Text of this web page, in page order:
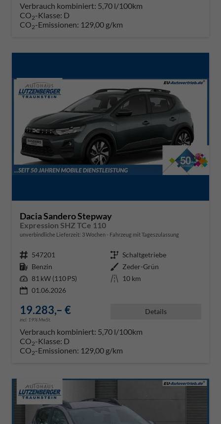
Verbrauch kombiniert: 5,70 l/100km
CO2-Klasse: D
CO2-Emissionen: 129,00 g/km
Dacia Sandero Stepway
Expression SHZ TCe 110
unverbindliche Lieferzeit: 3 Wochen Fahrzeug mit Tageszulassung
Fahrzeugnr. 547201 Getriebe Schaltgetriebe
Kraftstoff Benzin Außenfarbe Zeder-Grün
Leistung 81 kW (110 PS) Kilometerstand 10 km
01.06.2026
19.283,– €
incl. 19% MwSt.
Details
Verbrauch kombiniert: 5,70 l/100km
CO2-Klasse: D
CO2-Emissionen: 129,00 g/km